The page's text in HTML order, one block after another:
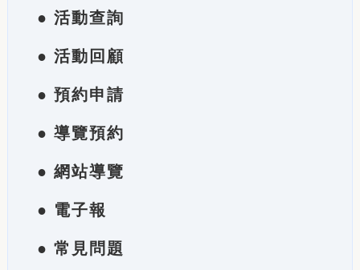
● 活動查詢
● 活動回顧
● 預約申請
● 導覽預約
● 網站導覽
● 電子報
● 常見問題